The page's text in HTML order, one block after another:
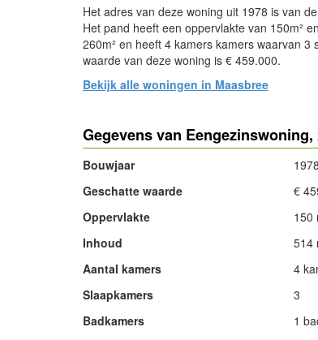
Het adres van deze woning uit 1978 is van
Het pand heeft een oppervlakte van 150m²
260m² en heeft 4 kamers kamers waarvan 3
waarde van deze woning is € 459.000.
Bekijk alle woningen in Maasbree
Gegevens van
Bouwjaar
1978
Geschatte waarde
€
Oppervlakte
150
Inhoud 514
Aantal kamers
4
Slaapkamers
3
Badkamers
1